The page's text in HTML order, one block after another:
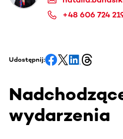
+48 606 724
Udostępnij:
wydarzenia